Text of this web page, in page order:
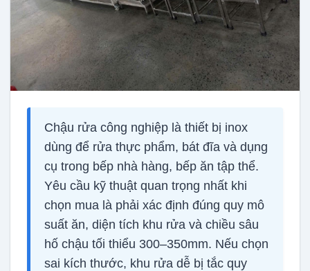
Chậu rửa công nghiệp là thiết bị inox
dùng để rửa thực phẩm, bát đĩa và dụng
cụ trong bếp nhà hàng, bếp ăn tập thể.
Yêu cầu kỹ thuật quan trọng nhất khi
chọn mua là phải xác định đúng quy mô
suất ăn, diện tích khu rửa và chiều sâu
hố chậu tối thiểu 300–350mm. Nếu chọn
sai kích thước, khu rửa dễ bị tắc quy